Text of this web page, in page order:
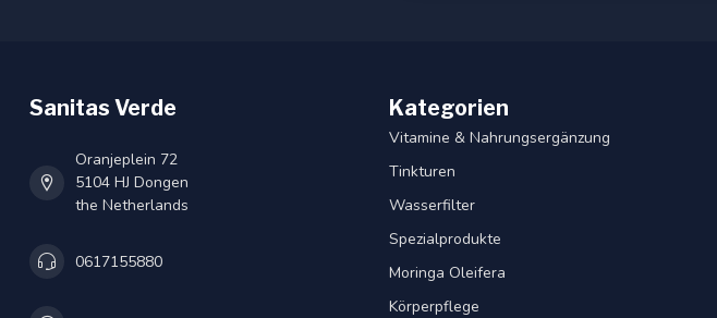
Sanitas Verde
Oranjeplein 72
5104 HJ Dongen
the Netherlands
0617155880
Kategorien
Vitamine & Nahrungsergänzung
Tinkturen
Wasserfilter
Spezialprodukte
Moringa Oleifera
Körperpflege